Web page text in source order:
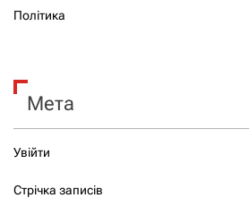
Політика
Мета
Увійти
Стрічка записів